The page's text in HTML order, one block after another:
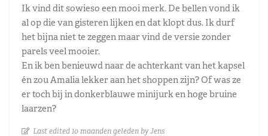
Ik vind dit sowieso een mooi merk. De bellen vond ik
al op die van gisteren lijken en dat klopt dus. Ik durf
het bijna niet te zeggen maar vind de versie zonder
parels veel mooier.
En ik ben benieuwd naar de achterkant van het kapsel
én zou Amalia lekker aan het shoppen zijn? Of was ze
er toch bij in donkerblauwe minijurk en hoge bruine
laarzen?
Last edited 10 maanden geleden by Jens